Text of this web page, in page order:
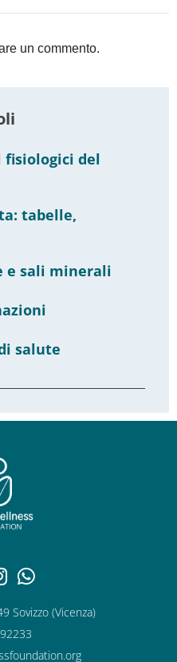
un commento.
fisiologici del
tabelle,
e sali minerali
salute
Sovizzo (Vicenza)